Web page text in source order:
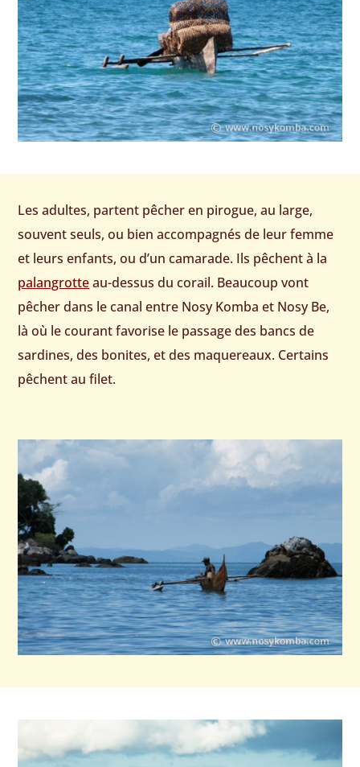
Les adultes, partent pêcher en pirogue, au large,
souvent seuls, ou bien accompagnés de leur femme
et leurs enfants, ou d’un camarade. Ils pêchent à la
palangrotteau-dessus du corail. Beaucoup vont
pêcher dans le canal entre Nosy Komba et Nosy Be,
là où le courant favorise le passage des bancs de
sardines, des bonites, et des maquereaux. Certains
pêchent au filet.